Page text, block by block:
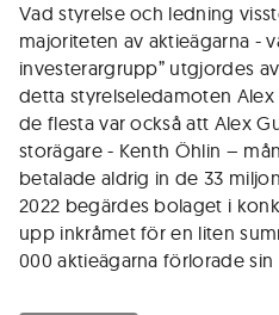
Vad styrelse och ledning
majoriteten av aktieägarna -
investerargrupp” utgjordes
detta styrelseledamoten
de flesta var också att Alex
storägare - Kenth Öhlin –
betalade aldrig in de 33
2022 begärdes bolaget i
upp inkråmet för en liten
000 aktieägarna förlorade sin